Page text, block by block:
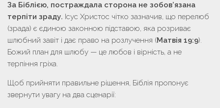
За Біблією, постраждала сторона не зобов’язана
терпіти зраду. Ісус Христос чітко зазначив, що перелюб
(зрада) є єдиною законною підставою, яка розриває
шлюбний завіт і дає право на розлучення (Матвія 19:9).
Божий план для шлюбу — це любов і вірність, а не
терпіння гріха.
Щоб прийняти правильне рішення, Біблія пропонує
звернути увагу на два сценарії: